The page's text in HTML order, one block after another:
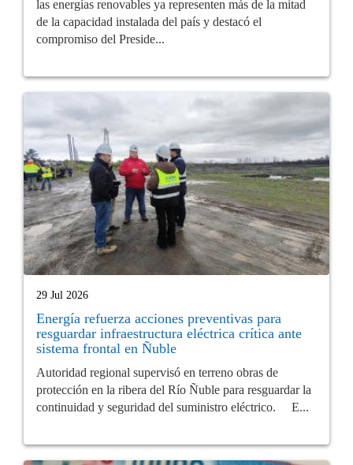
las energías renovables ya representen más de la mitad
de la capacidad instalada del país y destacó el
compromiso del Preside...
29 Jul 2026
Energía refuerza acciones preventivas para
resguardar infraestructura eléctrica crítica ante
sistema frontal en Ñuble
Autoridad regional supervisó en terreno obras de
protección en la ribera del Río Ñuble para resguardar la
continuidad y seguridad del suministro eléctrico. E...